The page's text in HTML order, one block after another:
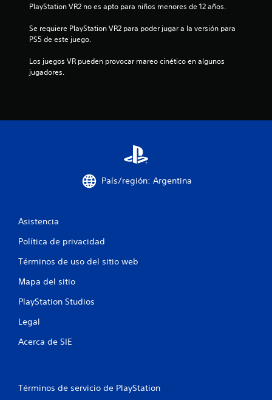
PlayStation VR2 no es apto para niños menores de 12 años.
Se requiere PlayStation VR2 para poder jugar a la versión para
PS5 de este juego.
Los juegos VR pueden provocar mareo cinético en algunos
jugadores.
País/región: Argentina
Asistencia
Política de privacidad
Términos de uso del sitio web
Mapa del sitio
PlayStation Studios
Legal
Acerca de SIE
Términos de servicio de PlayStation